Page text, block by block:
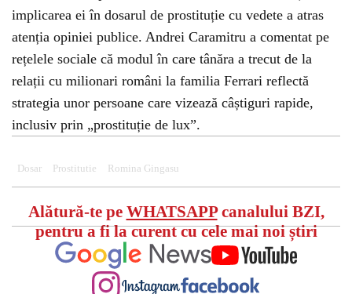
implicarea ei în dosarul de prostituție cu vedete a atras
atenția opiniei publice. Andrei Caramitru a comentat pe
rețelele sociale că modul în care tânăra a trecut de la
relații cu milionari români la familia Ferrari reflectă
strategia unor persoane care vizează câștiguri rapide,
inclusiv prin „prostituție de lux”.
Dosar Prostitutie Romina Gingasu
Alătură-te pe WHATSAPPcanalului BZI,
pentru a fi la curent cu cele mai noi știri